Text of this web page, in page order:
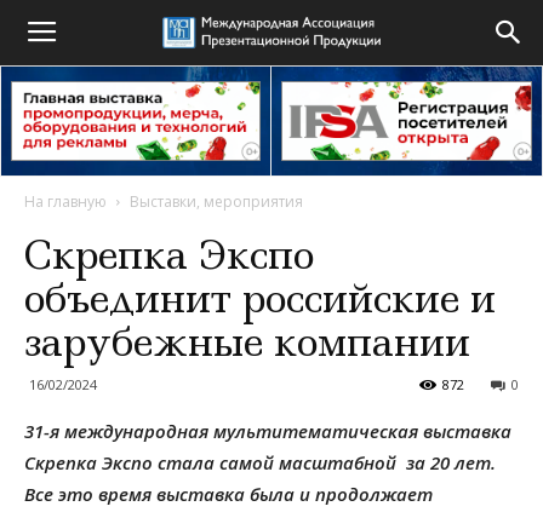
На главную Выставки, мероприятия
Скрепка Экспо
объединит российские и
зарубежные компании
16/02/2024 0
872
31-я международная мультитематическая выставка
Скрепка Экспо стала самой масштабной за 20 лет.
Все это время выставка была и продолжает